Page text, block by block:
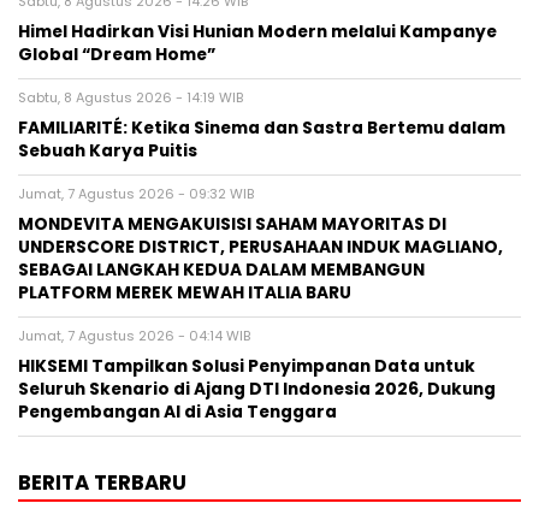
Himel Hadirkan Visi Hunian Modern melalui Kampanye
Global “Dream Home”
Sabtu, 8 Agustus 2026 - 14:19 WIB
FAMILIARITÉ: Ketika Sinema dan Sastra Bertemu dalam
Sebuah Karya Puitis
Jumat, 7 Agustus 2026 - 09:32 WIB
MONDEVITA MENGAKUISISI SAHAM MAYORITAS DI
UNDERSCORE DISTRICT, PERUSAHAAN INDUK MAGLIANO,
SEBAGAI LANGKAH KEDUA DALAM MEMBANGUN
PLATFORM MEREK MEWAH ITALIA BARU
Jumat, 7 Agustus 2026 - 04:14 WIB
HIKSEMI Tampilkan Solusi Penyimpanan Data untuk
Seluruh Skenario di Ajang DTI Indonesia 2026, Dukung
Pengembangan AI di Asia Tenggara
BERITA TERBARU